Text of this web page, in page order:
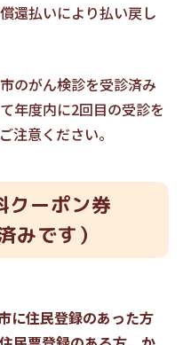
還払いにより払い戻し
のがん検診を受診済み
年度内に2回目の受診を
注意ください。
ーポン券
みです）
に住民登録のあった方